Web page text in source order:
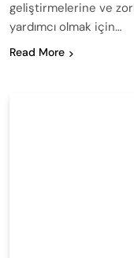
geliştirmelerine ve
yardımcı olmak için…
Read More